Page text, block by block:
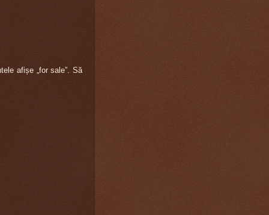
afișe „for sale”. Să